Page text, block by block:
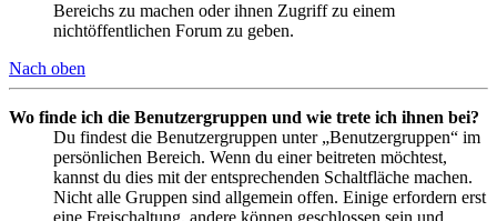
Bereichs zu machen oder ihnen Zugriff zu einem
nichtöffentlichen Forum zu geben.
Nach oben
Wo finde ich die Benutzergruppen und wie trete ich ihnen bei?
Du findest die Benutzergruppen unter „Benutzergruppen“ im
persönlichen Bereich. Wenn du einer beitreten möchtest,
kannst du dies mit der entsprechenden Schaltfläche machen.
Nicht alle Gruppen sind allgemein offen. Einige erfordern erst
eine Freischaltung, andere können geschlossen sein und